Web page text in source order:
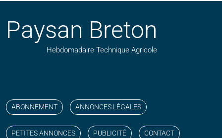
Paysan Breton
Hebdomadaire Technique Agricole
ABONNEMENT ANNONCES LÉGALES
PETITES ANNONCES PUBLICITÉ CONTACT